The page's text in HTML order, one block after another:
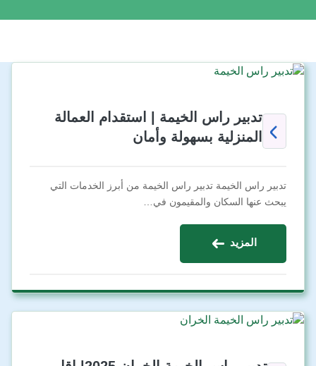
تدبير راس الخيمة | استقدام العمالة
المنزلية بسهولة وأمان
تدبير راس الخيمة تدبير راس الخيمة من أبرز الخدمات التي
يبحث عنها السكان والمقيمون في…
المزيد